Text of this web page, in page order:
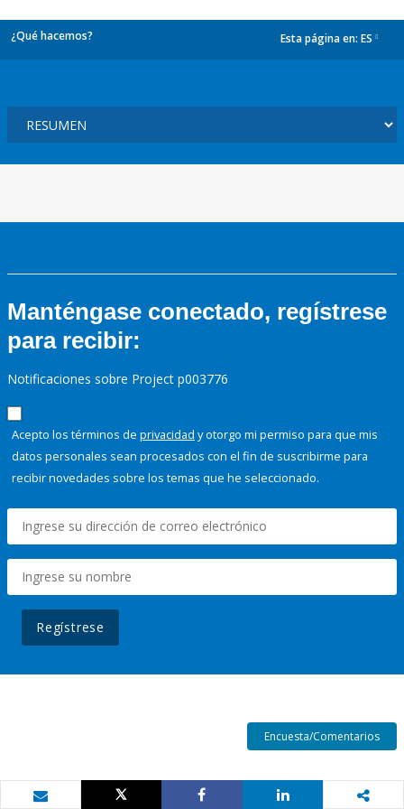
¿Qué hacemos? Esta página en: ES
Manténgase conectado, regístrese
para recibir:
Notificaciones sobre Project p003776
Acepto los términos de privacidad y otorgo mi permiso para que mis
datos personales sean procesados con el fin de suscribirme para
recibir novedades sobre los temas que he seleccionado.
Regístrese
Encuesta/Comentarios